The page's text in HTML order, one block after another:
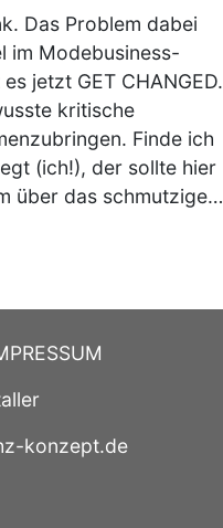
Das Problem dabei
im Modebusiness-
jetzt GET CHANGED.
kritische
Finde ich
(ich!), der sollte hier
über das schmutzige…
konzept.de